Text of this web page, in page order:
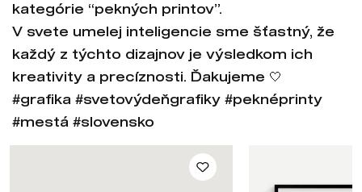
kategórie “pekných printov”.
V svete umelej inteligencie sme šťastný, že
každý z týchto dizajnov je výsledkom ich
kreativity a precíznosti. Ďakujeme 🤍
#grafika #svetovýdeňgrafiky #peknéprinty
#mestá #slovensko